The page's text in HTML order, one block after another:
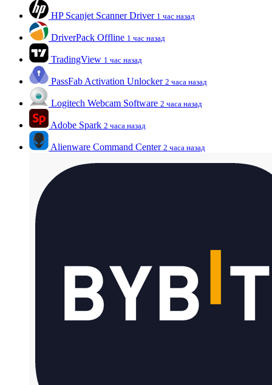
HP Scanjet Scanner Driver 1 час назад
DriverPack Offline 1 час назад
TradingView 1 час назад
PassFab Activation Unlocker 2 часа назад
Logitech Webcam Software 2 часа назад
Adobe Spark 2 часа назад
Alienware Command Center 2 часа назад